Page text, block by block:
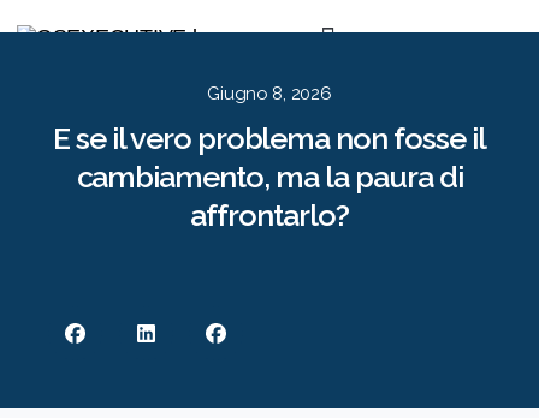
Giugno 8, 2026
E se il vero problema non fosse il
cambiamento, ma la paura di
affrontarlo?